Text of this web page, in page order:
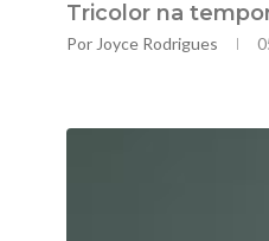
Tricolor na
Por Joyce Rodrigues